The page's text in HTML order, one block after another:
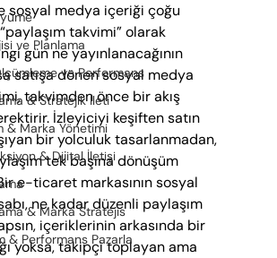
ve Planlama
ve Performans
& Stratejik İleti
& Marka Yönetimi
& Dijital İletişi
& Marka Stratejis
& Performans Pazarla
sosyal medya içeriği çoğu
takvimi” olarak
gün ne yayınlanacağının
satışa dönen sosyal medya
takvimden önce bir akış
İzleyiciyi keşiften satın
bir yolculuk tasarlanmadan,
tek başına dönüşüm
e-ticaret markasının sosyal
ne kadar düzenli paylaşım
içeriklerinin arkasında bir
yoksa, takipçi toplayan ama